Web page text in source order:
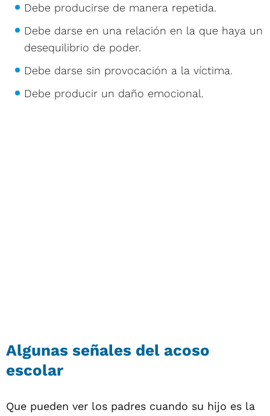
Debe producirse de manera repetida.
Debe darse en una relación en la que haya un
desequilibrio de poder.
Debe darse sin provocación a la víctima.
Debe producir un daño emocional.
Algunas señales del acoso
escolar
Que pueden ver los padres cuando su hijo es la